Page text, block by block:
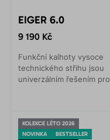
EIGER 6.0
9 190 Kč
Funkční kalhoty vysoce
technického střihu jsou
univerzálním řešením pro
KOLEKCE LÉTO 2026
NOVINKA
BESTSELLER